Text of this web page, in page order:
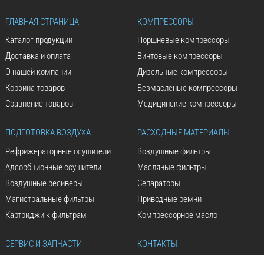
ГЛАВНАЯ СТРАНИЦА
Каталог продукции
Доставка и оплата
О нашей компании
Корзина товаров
Сравнение товаров
КОМПРЕССОРЫ
Поршневые компрессоры
Винтовые компрессоры
Дизельные компрессоры
Безмасленые компрессоры
Медицинские компрессоры
ПОДГОТОВКА ВОЗДУХА
Рефрижераторные осушители
Адсорбционные осушители
Воздушные ресиверы
Магистральные фильтры
Картриджи к фильтрам
РАСХОДНЫЕ МАТЕРИАЛЫ
Воздушные фильтры
Масляные фильтры
Сепараторы
Приводные ремни
Компрессорное масло
СЕРВИС И ЗАПЧАСТИ
КОНТАКТЫ